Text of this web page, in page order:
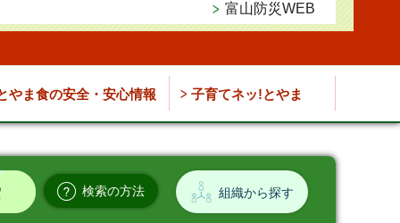
富山防災WEB
やま食の安全・安心情報 子育てネッ!とやま
検索の方法 組織から探す